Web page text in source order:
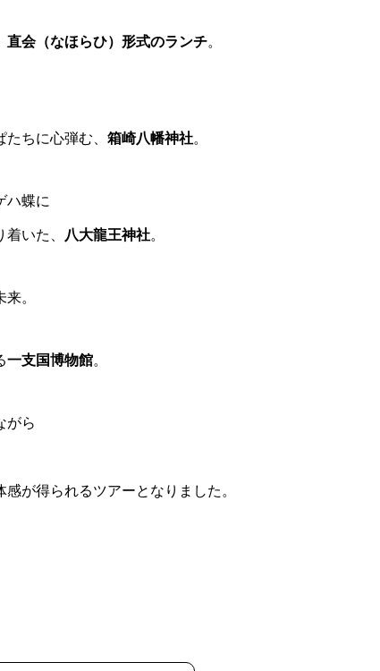
直会（なほらひ）形式のランチ。
ちに心弾む、 箱崎八幡神社。
ハ蝶に
いた、 八大龍王神社。
。
一支国博物館。
がら
が得られるツアーとなりました。